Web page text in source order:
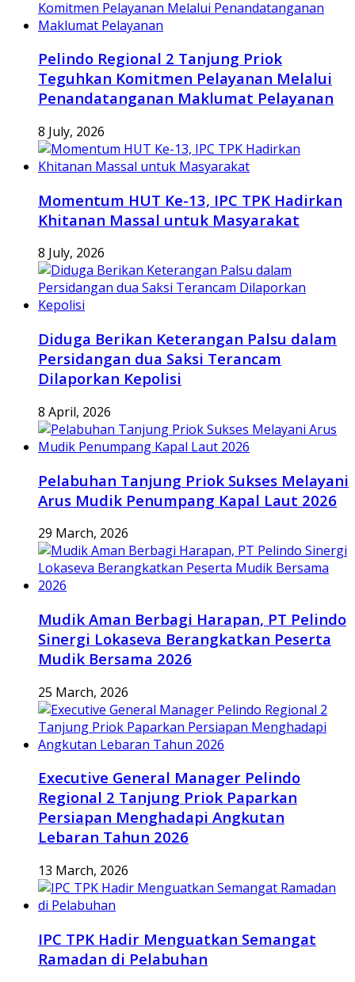
Pelindo Regional 2 Tanjung Priok
Teguhkan Komitmen Pelayanan Melalui
Penandatanganan Maklumat Pelayanan
8 July, 2026
Momentum HUT Ke-13, IPC TPK Hadirkan
Khitanan Massal untuk Masyarakat
8 July, 2026
Diduga Berikan Keterangan Palsu dalam
Persidangan dua Saksi Terancam
Dilaporkan Kepolisi
8 April, 2026
Pelabuhan Tanjung Priok Sukses Melayani
Arus Mudik Penumpang Kapal Laut 2026
29 March, 2026
Mudik Aman Berbagi Harapan, PT Pelindo
Sinergi Lokaseva Berangkatkan Peserta
Mudik Bersama 2026
25 March, 2026
Executive General Manager Pelindo
Regional 2 Tanjung Priok Paparkan
Persiapan Menghadapi Angkutan
Lebaran Tahun 2026
13 March, 2026
IPC TPK Hadir Menguatkan Semangat
Ramadan di Pelabuhan